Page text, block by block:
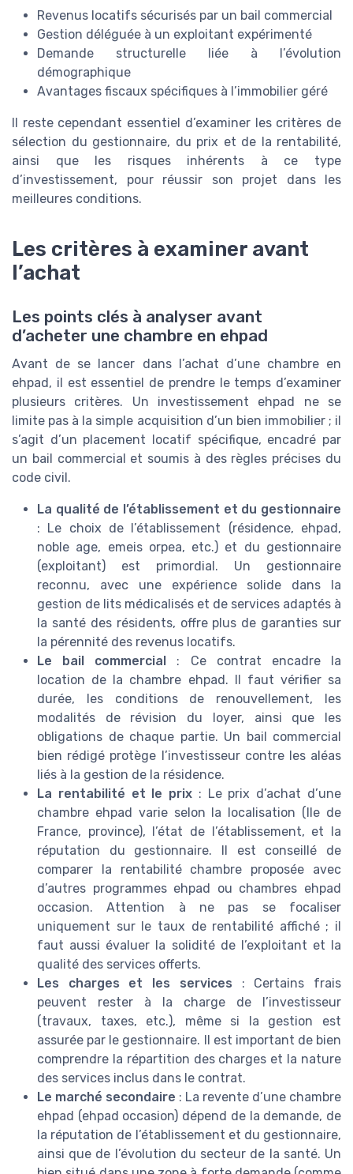
Revenus locatifs sécurisés par un bail commercial
Gestion déléguée à un exploitant expérimenté
Demande structurelle liée à l’évolution
démographique
Avantages fiscaux spécifiques à l’immobilier géré
Il reste cependant essentiel d’examiner les critères de
sélection du gestionnaire, du prix et de la rentabilité,
ainsi que les risques inhérents à ce type
d’investissement, pour réussir son projet dans les
meilleures conditions.
Les critères à examiner avant
l’achat
Les points clés à analyser avant
d’acheter une chambre en ehpad
Avant de se lancer dans l’achat d’une chambre en
ehpad, il est essentiel de prendre le temps d’examiner
plusieurs critères. Un investissement ehpad ne se
limite pas à la simple acquisition d’un bien immobilier ; il
s’agit d’un placement locatif spécifique, encadré par
un bail commercial et soumis à des règles précises du
code civil.
La qualité de l’établissement et du gestionnaire
: Le choix de l’établissement (résidence, ehpad,
noble age, emeis orpea, etc.) et du gestionnaire
(exploitant) est primordial. Un gestionnaire
reconnu, avec une expérience solide dans la
gestion de lits médicalisés et de services adaptés à
la santé des résidents, offre plus de garanties sur
la pérennité des revenus locatifs.
Le bail commercial : Ce contrat encadre la
location de la chambre ehpad. Il faut vérifier sa
durée, les conditions de renouvellement, les
modalités de révision du loyer, ainsi que les
obligations de chaque partie. Un bail commercial
bien rédigé protège l’investisseur contre les aléas
liés à la gestion de la résidence.
La rentabilité et le prix : Le prix d’achat d’une
chambre ehpad varie selon la localisation (Ile de
France, province), l’état de l’établissement, et la
réputation du gestionnaire. Il est conseillé de
comparer la rentabilité chambre proposée avec
d’autres programmes ehpad ou chambres ehpad
occasion. Attention à ne pas se focaliser
uniquement sur le taux de rentabilité affiché ; il
faut aussi évaluer la solidité de l’exploitant et la
qualité des services offerts.
Les charges et les services : Certains frais
peuvent rester à la charge de l’investisseur
(travaux, taxes, etc.), même si la gestion est
assurée par le gestionnaire. Il est important de bien
comprendre la répartition des charges et la nature
des services inclus dans le contrat.
Le marché secondaire : La revente d’une chambre
ehpad (ehpad occasion) dépend de la demande, de
la réputation de l’établissement et du gestionnaire,
ainsi que de l’évolution du secteur de la santé. Un